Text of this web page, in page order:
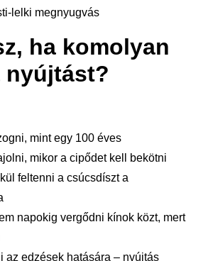
lelki megnyugvás
ha komolyan
nyújtást?
mint egy 100 éves
mikor a cipődet kell bekötni
feltenni a csúcsdíszt a
napokig vergődni kínok közt, mert
az edzések hatására – nyújtás